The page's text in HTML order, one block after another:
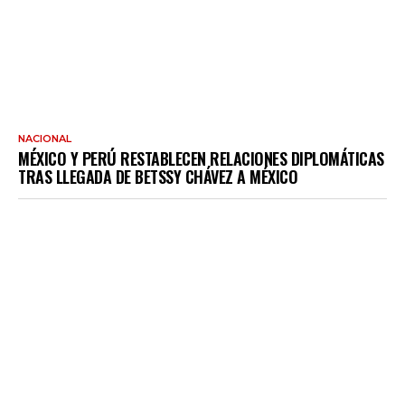
NACIONAL
MÉXICO Y PERÚ RESTABLECEN RELACIONES DIPLOMÁTICAS
TRAS LLEGADA DE BETSSY CHÁVEZ A MÉXICO